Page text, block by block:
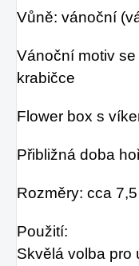
Vůně: vánoční
Vánoční motiv
krabičce
Flower box s
Přibližná doba
Rozměry: cca
Použití:
Skvělá volba pro